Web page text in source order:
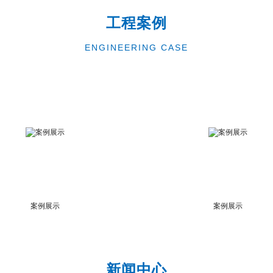
工程案例
ENGINEERING CASE
案例展示 案例展示
新闻中心